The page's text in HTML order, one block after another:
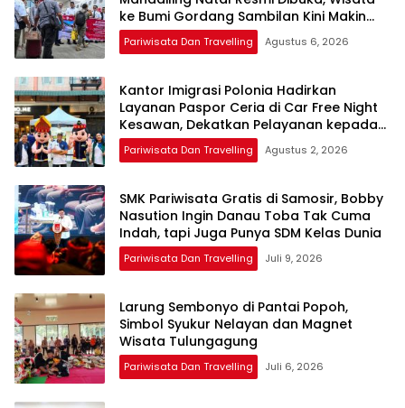
ke Bumi Gordang Sambilan Kini Makin
Mudah
Pariwisata Dan Travelling Agustus 6, 2026
Kantor Imigrasi Polonia Hadirkan
Layanan Paspor Ceria di Car Free Night
Kesawan, Dekatkan Pelayanan kepada
Masyarakat
Pariwisata Dan Travelling Agustus 2, 2026
SMK Pariwisata Gratis di Samosir, Bobby
Nasution Ingin Danau Toba Tak Cuma
Indah, tapi Juga Punya SDM Kelas Dunia
Pariwisata Dan Travelling Juli 9, 2026
Larung Sembonyo di Pantai Popoh,
Simbol Syukur Nelayan dan Magnet
Wisata Tulungagung
Pariwisata Dan Travelling Juli 6, 2026